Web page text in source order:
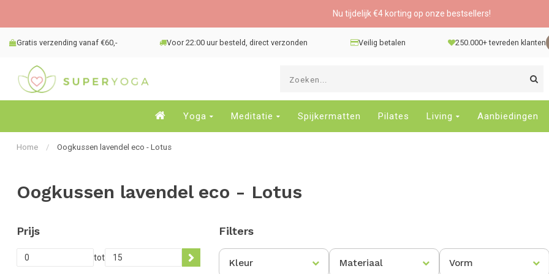
Nu tijdelijk €4 korting op onze bestsellers!
Gratis verzending vanaf €60,- Voor 22:00 uur besteld, direct verzonden Veilig betalen 250.000+ tevreden klanten
Yoga Meditatie Spijkermatten Pilates Living Aanbiedingen
Home / Oogkussen lavendel eco - Lotus
Oogkussen lavendel eco - Lotus
Prijs
tot
Filters
Kleur Materiaal Vorm